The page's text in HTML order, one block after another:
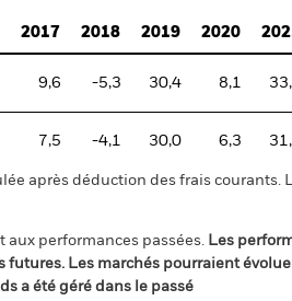
2017 2018 2019 2020
9,6 -5,3 30,4 8,1
7,5 -4,1 30,0 6,3
après déduction des frais courants.
performances passées. Les
Les marchés pourraient
a été géré dans le passé